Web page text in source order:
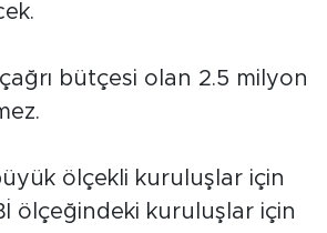
bütçesi olan 2.5 milyon
ölçekli kuruluşlar için
ölçeğindeki kuruluşlar için